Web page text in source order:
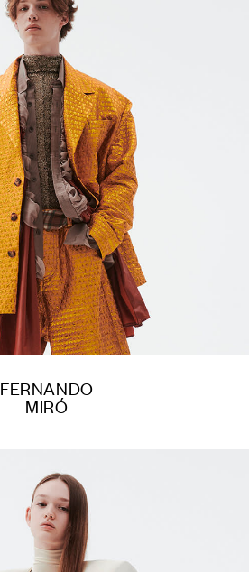
FERNANDO
MIRÓ